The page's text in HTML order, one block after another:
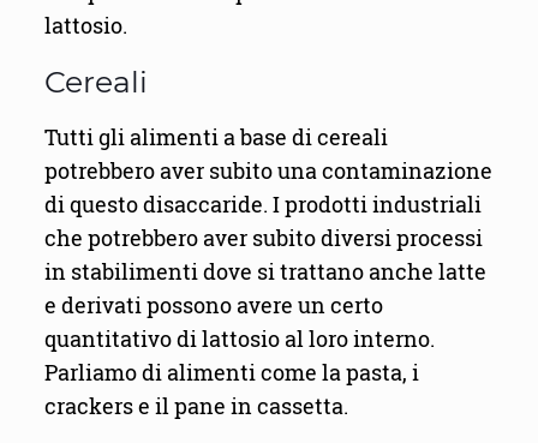
lattosio.
Cereali
Tutti gli alimenti a base di cereali
potrebbero aver subito una contaminazione
di questo disaccaride. I prodotti industriali
che potrebbero aver subito diversi processi
in stabilimenti dove si trattano anche latte
e derivati possono avere un certo
quantitativo di lattosio al loro interno.
Parliamo di alimenti come la pasta, i
crackers e il pane in cassetta.